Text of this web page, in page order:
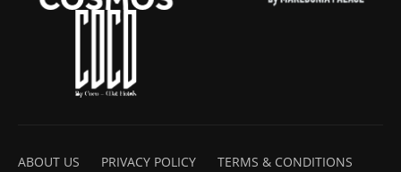
ABOUT US PRIVACY POLICY
TERMS & CONDITIONS